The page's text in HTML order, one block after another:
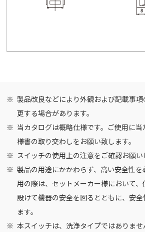
製品改良などにより外観および記載事
更する場合があります。
当カタログは概略仕様です。ご使用に
様書の取り交わしをお願い致します。
スイッチの使用上の注意をご確認お願い
製品の用途にかかわらず、高い安全性
用の際は、セットメーカー様において
設けて機器の安全を図るとともに、安
ます。
本スイッチは、洗浄タイプではありま